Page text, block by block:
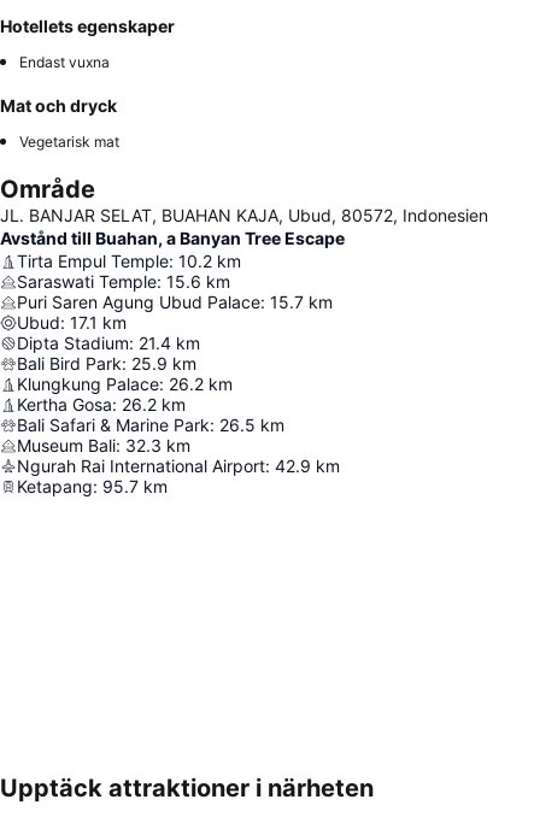
Hotellets egenskaper
Endast vuxna
Mat och dryck
Vegetarisk mat
Område
JL. BANJAR SELAT, BUAHAN KAJA, Ubud, 80572, Indonesien
Avstånd till Buahan, a Banyan Tree Escape
Tirta Empul Temple: 10.2 km
Saraswati Temple: 15.6 km
Puri Saren Agung Ubud Palace: 15.7 km
Ubud: 17.1 km
Dipta Stadium: 21.4 km
Bali Bird Park: 25.9 km
Klungkung Palace: 26.2 km
Kertha Gosa: 26.2 km
Bali Safari & Marine Park: 26.5 km
Museum Bali: 32.3 km
Ngurah Rai International Airport: 42.9 km
Ketapang: 95.7 km
Förstora kartan
Upptäck attraktioner i närheten